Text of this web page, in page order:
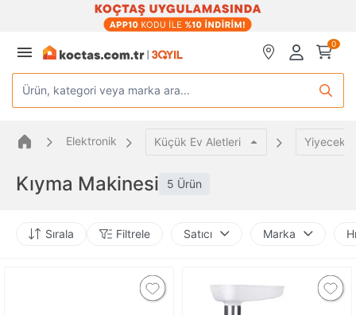
0
Ürün, kategori veya marka ara...
Elektronik Küçük Ev Aletleri Yiyecek
Kıyma Makinesi 5 Ürün
Sırala Filtrele Satıcı Marka